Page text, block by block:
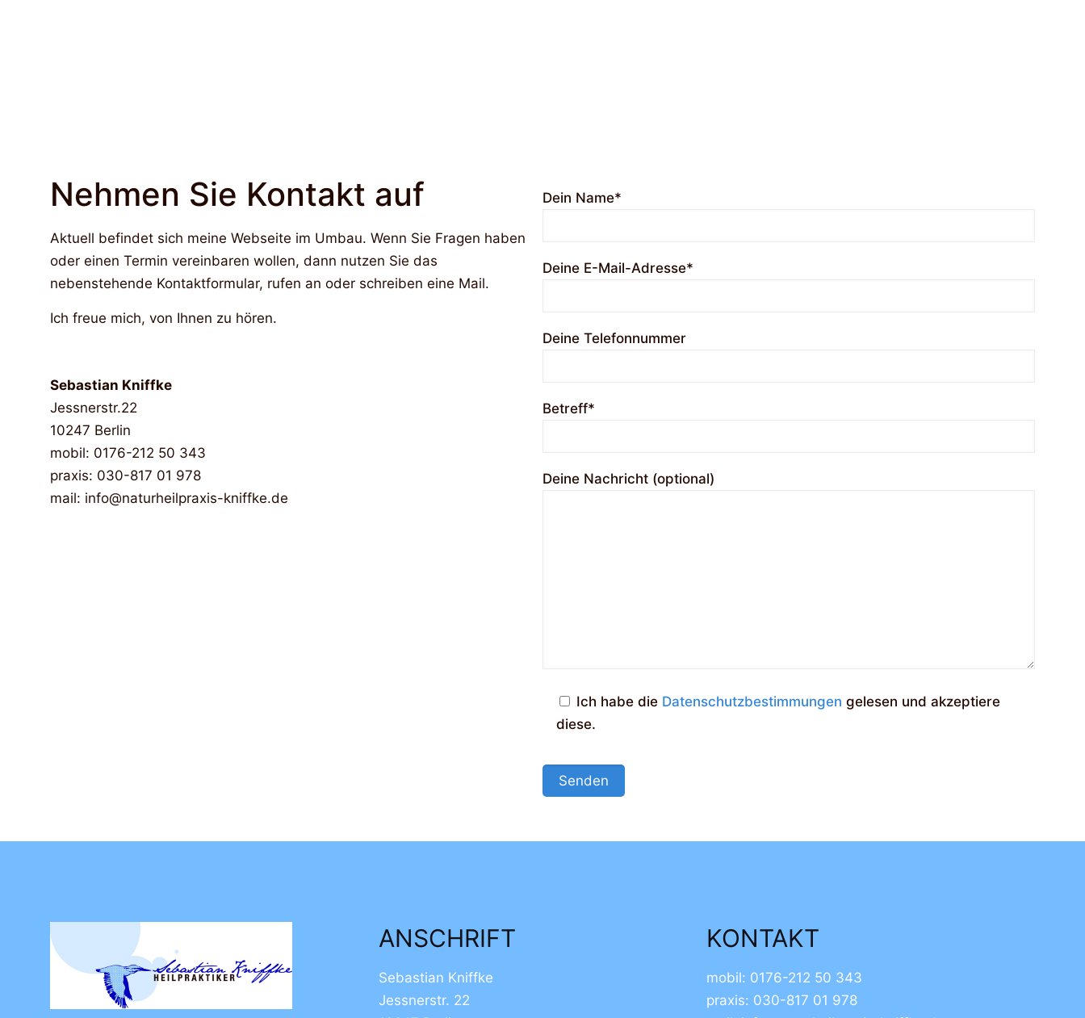
Nehmen Sie Kontakt auf
Aktuell befindet sich meine Webseite im Umbau. Wenn Sie Fragen haben
oder einen Termin vereinbaren wollen, dann nutzen Sie das
nebenstehende Kontaktformular, rufen an oder schreiben eine Mail.
Ich freue mich, von Ihnen zu hören.
Sebastian Kniffke
Jessnerstr.22
10247 Berlin
mobil: 0176-212 50 343
praxis: 030-817 01 978
mail: info@naturheilpraxis-kniffke.de
Dein Name*
Deine E-Mail-Adresse*
Deine Telefonnummer
Betreff*
Deine Nachricht (optional)
Ich habe die Datenschutzbestimmungen gelesen und akzeptiere
diese.
ANSCHRIFT
Sebastian Kniffke
Jessnerstr. 22
KONTAKT
mobil: 0176-212 50 343
praxis: 030-817 01 978